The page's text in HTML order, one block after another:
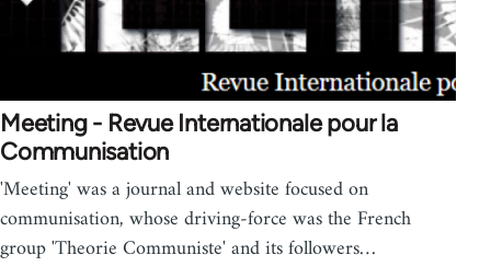
Meeting - Revue Internationale pour la
Communisation
'Meeting' was a journal and website focused on
communisation, whose driving-force was the French
group 'Theorie Communiste' and its followers…